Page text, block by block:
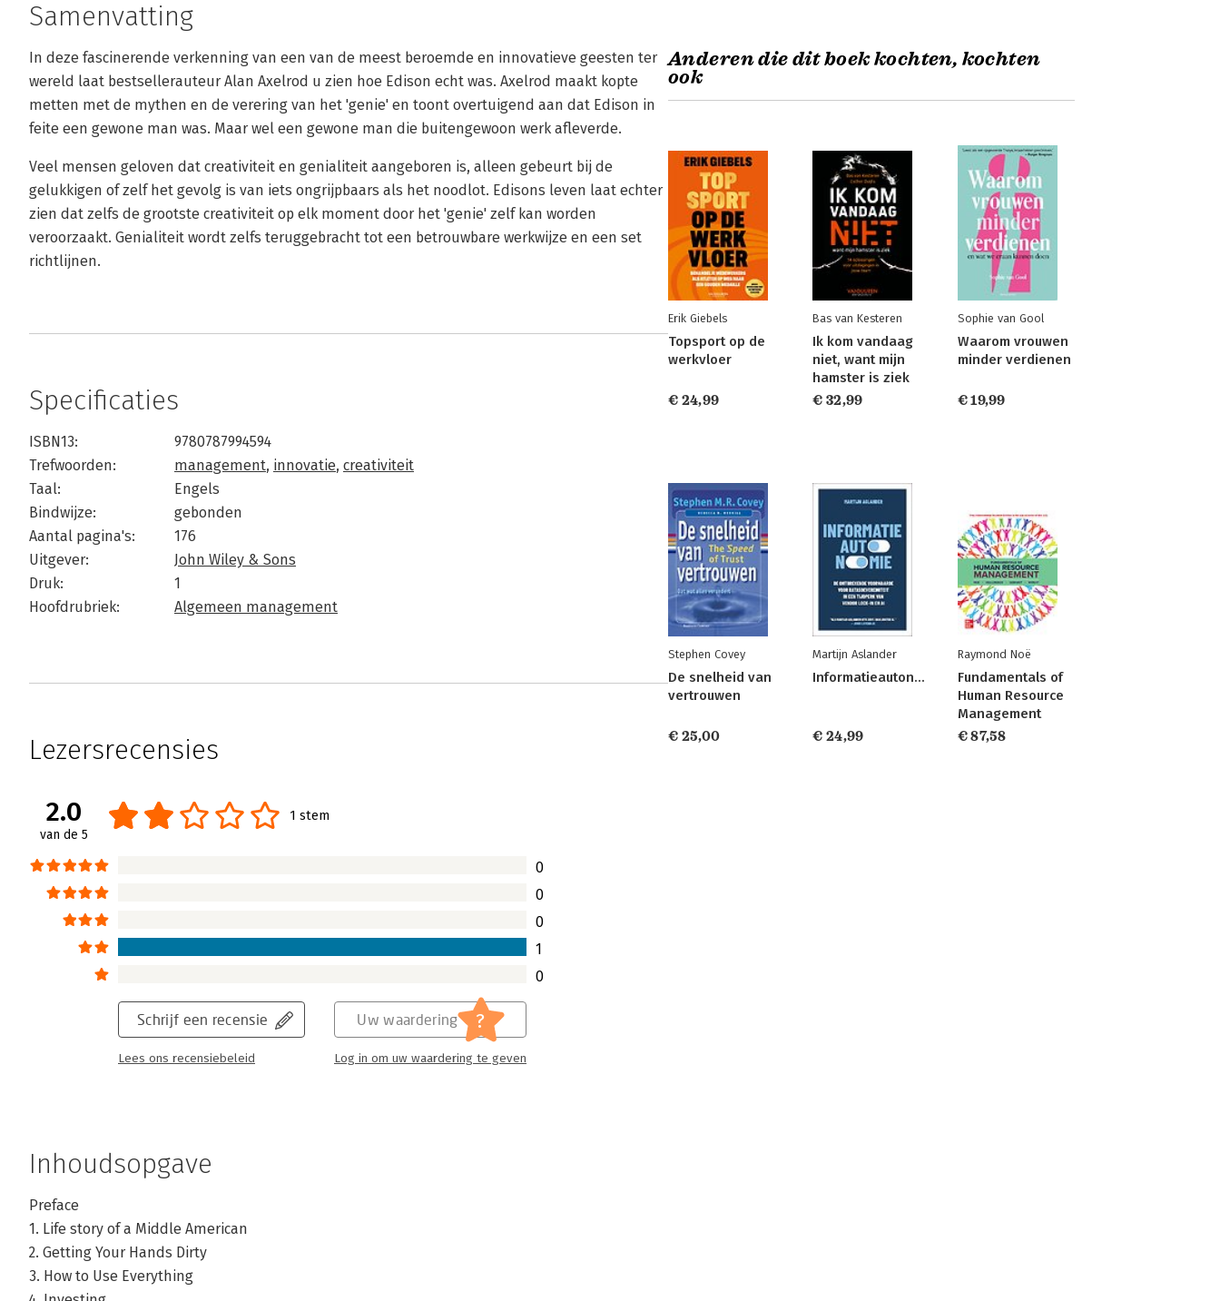
Samenvatting
In deze fascinerende verkenning van een van de meest beroemde en innovatieve geesten ter
wereld laat bestsellerauteur Alan Axelrod u zien hoe Edison echt was. Axelrod maakt kopte
metten met de mythen en de verering van het 'genie' en toont overtuigend aan dat Edison in
feite een gewone man was. Maar wel een gewone man die buitengewoon werk afleverde.
Veel mensen geloven dat creativiteit en genialiteit aangeboren is, alleen gebeurt bij de
gelukkigen of zelf het gevolg is van iets ongrijpbaars als het noodlot. Edisons leven laat echter
zien dat zelfs de grootste creativiteit op elk moment door het 'genie' zelf kan worden
veroorzaakt. Genialiteit wordt zelfs teruggebracht tot een betrouwbare werkwijze en een set
richtlijnen.
Specificaties
ISBN13:
9780787994594
Trefwoorden:
management, innovatie, creativiteit
Taal:
Engels
Bindwijze:
gebonden
Aantal pagina's:
176
Uitgever:
John Wiley & Sons
Druk:
1
Hoofdrubriek:
Algemeen management
Lezersrecensies
2.0
van de 5
1 stem
0
0
0
1
0
Schrijf een recensie
Lees ons recensiebeleid
Uw waardering ?
Log in om uw waardering te geven
Inhoudsopgave
Preface
1. Life story of a Middle American
2. Getting Your Hands Dirty
3. How to Use Everything
Anderen die dit boek kochten, kochten
ook
Erik Giebels
Topsport op de
werkvloer
€ 24,99
Bas van Kesteren
Ik kom vandaag
niet, want mijn
hamster is ziek
€ 32,99
Sophie van Gool
Waarom vrouwen
minder verdienen
€ 19,99
Stephen Covey
De snelheid van
vertrouwen
€ 25,00
Martijn Aslander
Informatieautonomie
€ 24,99
Raymond Noë
Fundamentals of
Human Resource
Management
€ 87,58